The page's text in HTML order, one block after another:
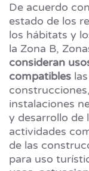
De acuerdo
estado de los
los hábitats y
la Zona B,
consideran
compatibles
instalaciones
y desarrollo de
actividades
de las
para uso